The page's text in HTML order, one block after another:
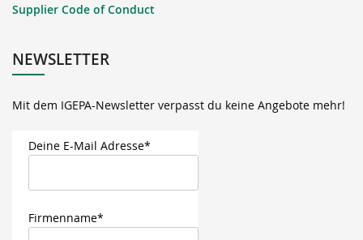
Supplier Code of Conduct
NEWSLETTER
Mit dem IGEPA-Newsletter verpasst du keine Angebote mehr!
Deine E-Mail Adresse*
Firmenname*